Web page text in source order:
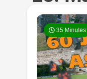
35 Minutes